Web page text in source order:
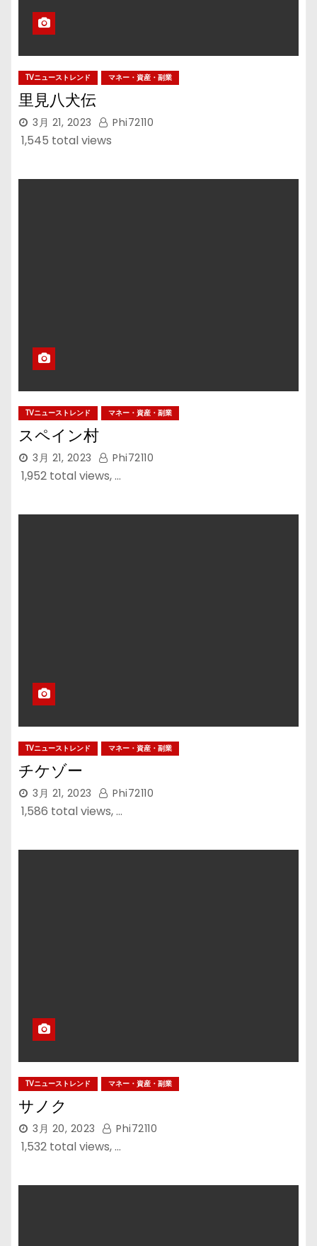
TVニューストレンド マネー・資産・副業
里見八犬伝
3月 21, 2023 Phi72110
1,545 total views
TVニューストレンド マネー・資産・副業
スペイン村
3月 21, 2023 Phi72110
1,952 total views, …
TVニューストレンド マネー・資産・副業
チケゾー
3月 21, 2023 Phi72110
1,586 total views, …
TVニューストレンド マネー・資産・副業
サノク
3月 20, 2023 Phi72110
1,532 total views, …